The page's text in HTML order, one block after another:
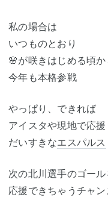
私の場合は
いつものとおり
🌸が咲きはじめる頃か
今年も本格参戦
やっぱり、できれば
アイスタや現地で応援
だいすきなエスパルス
次の北川選手のゴール
応援できちゃうチャン